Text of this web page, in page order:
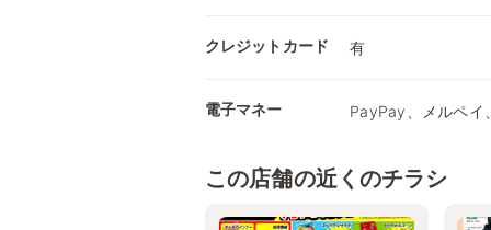
クレジットカード 有
電子マネー PayPay、メルペイ
この店舗の近くのチラシ